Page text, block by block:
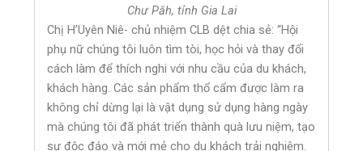
Chư Păh, tỉnh Gia Lai
Chị H’Uyên Niê- chủ nhiệm CLB dệt chia sẻ: “Hội
phụ nữ chúng tôi luôn tìm tòi, học hỏi và thay đổi
cách làm để thích nghi với nhu cầu của du khách,
khách hàng. Các sản phẩm thổ cẩm được làm ra
không chỉ dừng lại là vật dụng sử dụng hàng ngày
mà chúng tôi đã phát triển thành quà lưu niệm, tạo
sự độc đáo và mới mẻ cho du khách trải nghiệm.